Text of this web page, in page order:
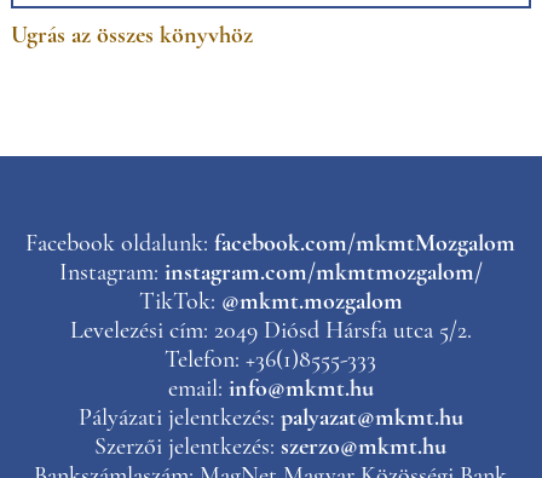
Ugrás az összes könyvhöz
Facebook oldalunk:facebook.com/mkmtMozgalom
Instagram: instagram.com/mkmtmozgalom/
TikTok: @mkmt.mozgalom
Levelezési cím: 2049 Diósd Hársfa utca 5/2.
Telefon: +36(1)8555-333
email: info@mkmt.hu
Pályázati jelentkezés: palyazat@mkmt.hu
Szerzői jelentkezés:szerzo@mkmt.hu